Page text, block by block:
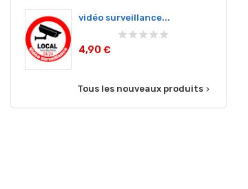
vidéo surveillance...
4,90 €
Tous les nouveaux produits